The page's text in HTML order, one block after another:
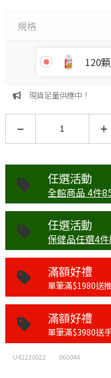
規格
120
現貨足量供應中！
任選活動
全館商品 4件
任選活動
保健品任選4
滿額好禮
單筆滿$1980送
滿額好禮
單筆滿$3980送
U42230022 060044